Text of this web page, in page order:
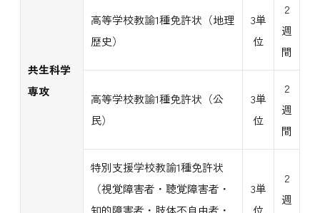
共生科学
専攻
高等学校教諭1種免許状（地理
歴史）
3単
位
2
週
間
高等学校教諭1種免許状（公
民）
3単
位
2
週
間
特別支援学校教諭1種免許状
（視覚障害者・聴覚障害者・
知的障害者・肢体不自由者・
3単
位
2
週